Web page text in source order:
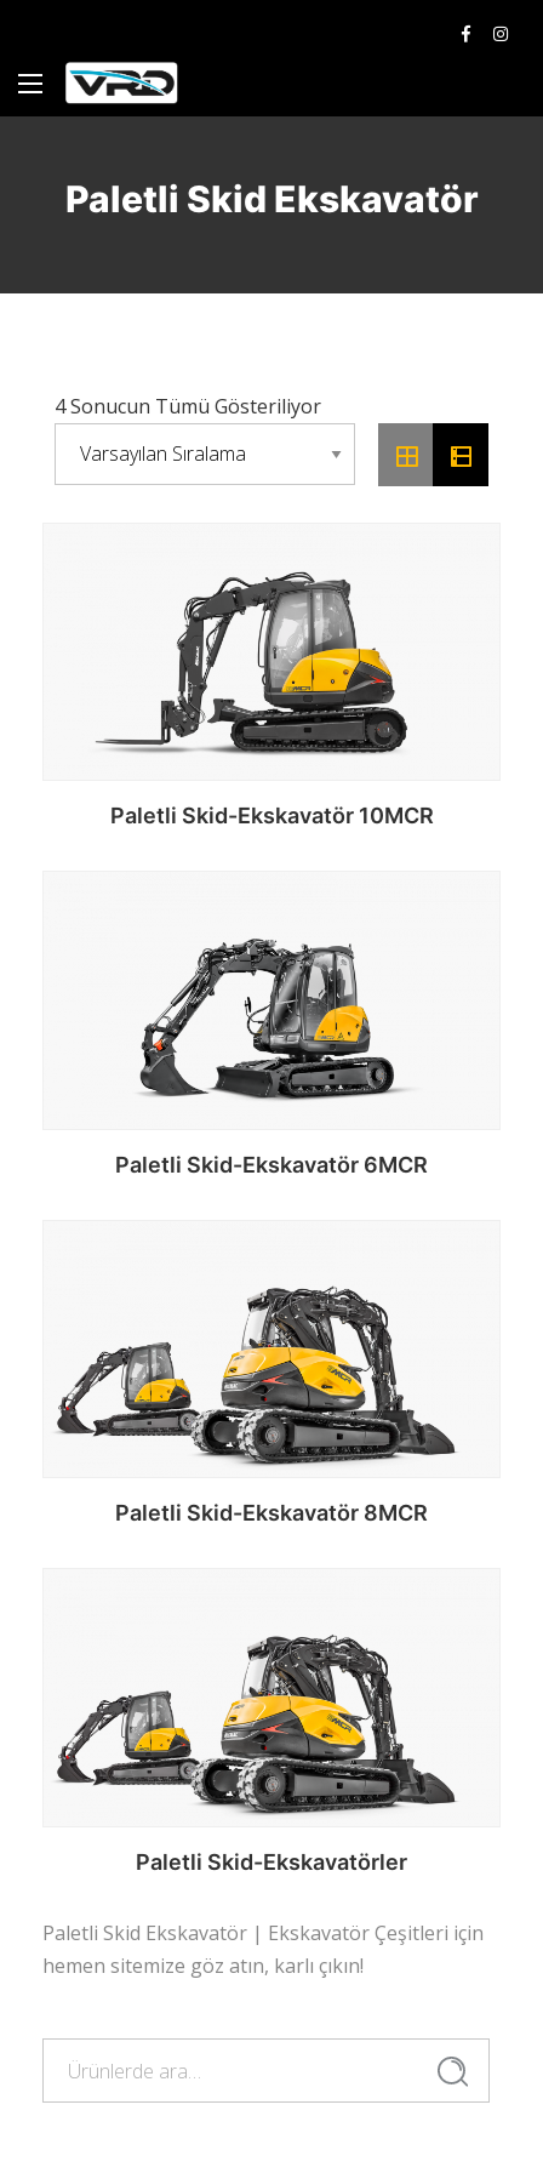
Paletli Skid Ekskavatör
Ara
4 Sonucun Tümü Gösteriliyor
Paletli Skid-Ekskavatör 10MCR
Paletli Skid-Ekskavatör 6MCR
Paletli Skid-Ekskavatör 8MCR
Paletli Skid-Ekskavatörler
Devamını oku
Paletli Skid Ekskavatör | Ekskavatör Çeşitleri için
hemen sitemize göz atın, karlı çıkın!